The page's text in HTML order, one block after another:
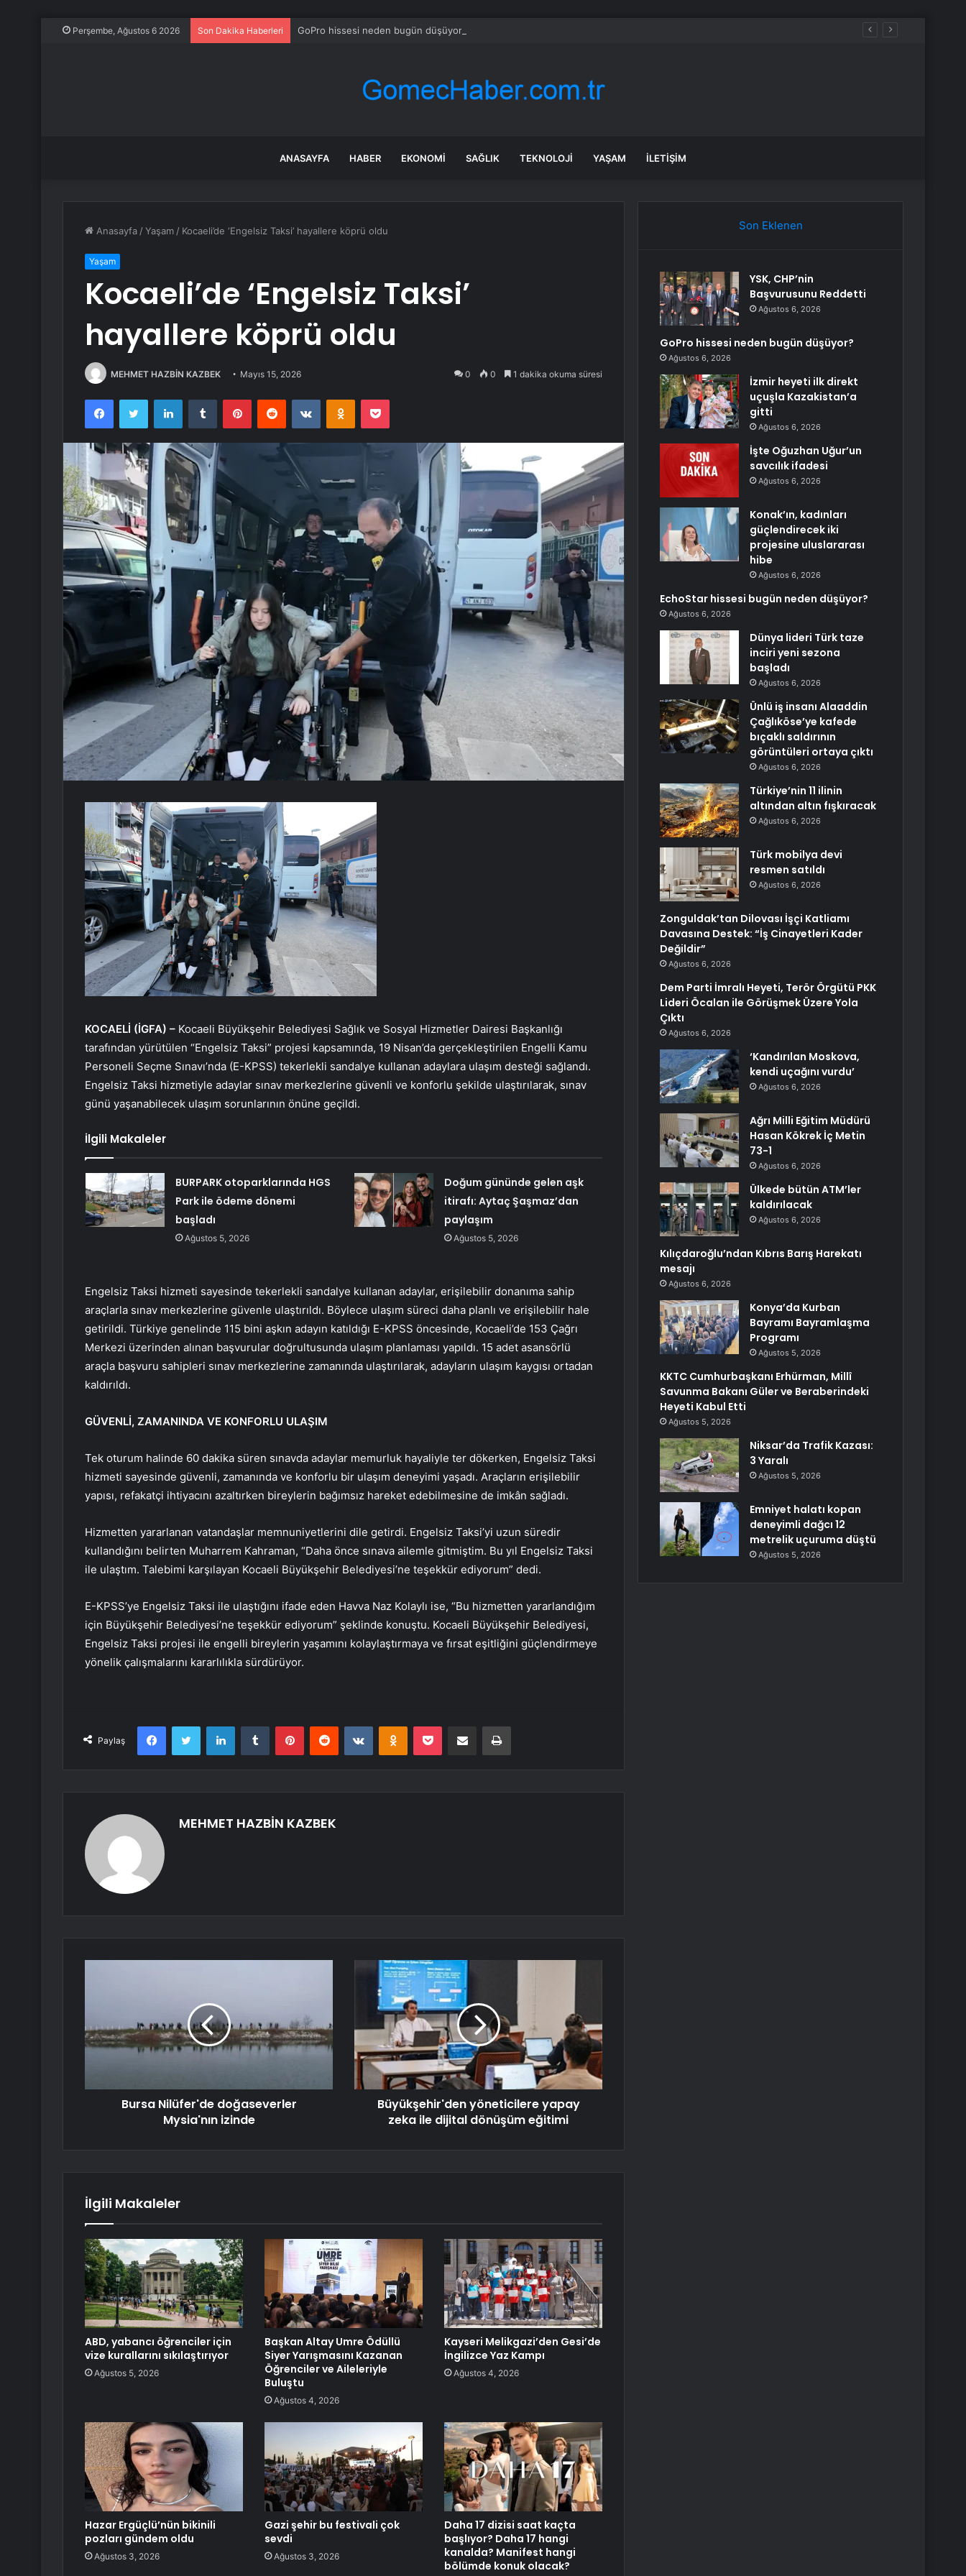
Perşembe, Ağustos 6 2026 Son Dakika Haberleri GoPro hissesi neden bugün düşüyor?
ANASAYFA HABER EKONOMI SAĞLIK TEKNOLOJI YAŞAM İLETIŞIM
Anasayfa /Yaşam / Kocaeli’de ‘Engelsiz Taksi’ hayallere köprü oldu
Yaşam
Kocaeli’de ‘Engelsiz Taksi’
hayallere köprü oldu
MEHMET HAZBİN KAZBEK Mayıs 15, 2026 0 0 1 dakika okuma süresi
FacebookTwitter LinkedInTumblr PinterestReddit VKontakteOdnoklassniki
Pocket
KOCAELİ (İGFA) – Kocaeli Büyükşehir Belediyesi Sağlık ve Sosyal Hizmetler Dairesi Başkanlığı
tarafından yürütülen “Engelsiz Taksi” projesi kapsamında, 19 Nisan’da gerçekleştirilen Engelli Kamu
Personeli Seçme Sınavı’nda (E-KPSS) tekerlekli sandalye kullanan adaylara ulaşım desteği sağlandı.
Engelsiz Taksi hizmetiyle adaylar sınav merkezlerine güvenli ve konforlu şekilde ulaştırılarak, sınav
günü yaşanabilecek ulaşım sorunlarının önüne geçildi.
İlgili Makaleler
BURPARK otoparklarında HGS
Park ile ödeme dönemi
başladı
Ağustos 5, 2026
Doğum gününde gelen aşk
itirafı: Aytaç Şaşmaz’dan
paylaşım
Ağustos 5, 2026
Engelsiz Taksi hizmeti sayesinde tekerlekli sandalye kullanan adaylar, erişilebilir donanıma sahip
araçlarla sınav merkezlerine güvenle ulaştırıldı. Böylece ulaşım süreci daha planlı ve erişilebilir hale
getirildi. Türkiye genelinde 115 bini aşkın adayın katıldığı E-KPSS öncesinde, Kocaeli’de 153 Çağrı
Merkezi üzerinden alınan başvurular doğrultusunda ulaşım planlaması yapıldı. 15 adet asansörlü
araçla başvuru sahipleri sınav merkezlerine zamanında ulaştırılarak, adayların ulaşım kaygısı ortadan
kaldırıldı.
GÜVENLİ, ZAMANINDA VE KONFORLU ULAŞIM
Tek oturum halinde 60 dakika süren sınavda adaylar memurluk hayaliyle ter dökerken, Engelsiz Taksi
hizmeti sayesinde güvenli, zamanında ve konforlu bir ulaşım deneyimi yaşadı. Araçların erişilebilir
yapısı, refakatçi ihtiyacını azaltırken bireylerin bağımsız hareket edebilmesine de imkân sağladı.
Hizmetten yararlanan vatandaşlar memnuniyetlerini dile getirdi. Engelsiz Taksi’yi uzun süredir
kullandığını belirten Muharrem Kahraman, “Daha önce sınava ailemle gitmiştim. Bu yıl Engelsiz Taksi
ile ulaştım. Talebimi karşılayan Kocaeli Büyükşehir Belediyesi’ne teşekkür ediyorum” dedi.
E-KPSS’ye Engelsiz Taksi ile ulaştığını ifade eden Havva Naz Kolaylı ise, “Bu hizmetten yararlandığım
için Büyükşehir Belediyesi’ne teşekkür ediyorum” şeklinde konuştu. Kocaeli Büyükşehir Belediyesi,
Engelsiz Taksi projesi ile engelli bireylerin yaşamını kolaylaştırmaya ve fırsat eşitliğini güçlendirmeye
yönelik çalışmalarını kararlılıkla sürdürüyor.
Paylaş
FacebookTwitter LinkedInTumblr PinterestReddit VKontakteOdnoklassniki
Pocket E-Posta ile paylaş Yazdır
MEHMET HAZBİN KAZBEK
Bursa Nilüfer'de doğaseverler
Mysia'nın izinde
Büyükşehir'den yöneticilere yapay
zeka ile dijital dönüşüm eğitimi
İlgili Makaleler
ABD, yabancı öğrenciler için
vize kurallarını sıkılaştırıyor
Ağustos 5, 2026
Başkan Altay Umre Ödüllü
Siyer Yarışmasını Kazanan
Öğrenciler ve Aileleriyle
Buluştu
Ağustos 4, 2026
Kayseri Melikgazi’den Gesi’de
İngilizce Yaz Kampı
Ağustos 4, 2026
Hazar Ergüçlü’nün bikinili
pozları gündem oldu
Ağustos 3, 2026
Gazi şehir bu festivali çok
sevdi
Ağustos 3, 2026
Daha 17 dizisi saat kaçta
başlıyor? Daha 17 hangi
kanalda? Manifest hangi
bölümde konuk olacak?
Son Eklenen
YSK, CHP’nin
Başvurusunu Reddetti
Ağustos 6, 2026
GoPro hissesi neden bugün düşüyor?
Ağustos 6, 2026
İzmir heyeti ilk direkt
uçuşla Kazakistan’a
gitti
Ağustos 6, 2026
İşte Oğuzhan Uğur’un
savcılık ifadesi
Ağustos 6, 2026
Konak’ın, kadınları
güçlendirecek iki
projesine uluslararası
hibe
Ağustos 6, 2026
EchoStar hissesi bugün neden düşüyor?
Ağustos 6, 2026
Dünya lideri Türk taze
inciri yeni sezona
başladı
Ağustos 6, 2026
Ünlü iş insanı Alaaddin
Çağlıköse’ye kafede
bıçaklı saldırının
görüntüleri ortaya çıktı
Ağustos 6, 2026
Türkiye’nin 11 ilinin
altından altın fışkıracak
Ağustos 6, 2026
Türk mobilya devi
resmen satıldı
Ağustos 6, 2026
Zonguldak’tan Dilovası İşçi Katliamı
Davasına Destek: “İş Cinayetleri Kader
Değildir”
Ağustos 6, 2026
Dem Parti İmralı Heyeti, Terör Örgütü PKK
Lideri Öcalan ile Görüşmek Üzere Yola
Çıktı
Ağustos 6, 2026
‘Kandırılan Moskova,
kendi uçağını vurdu’
Ağustos 6, 2026
Ağrı Milli Eğitim Müdürü
Hasan Kökrek İç Metin
73-1
Ağustos 6, 2026
Ülkede bütün ATM’ler
kaldırılacak
Ağustos 6, 2026
Kılıçdaroğlu’ndan Kıbrıs Barış Harekatı
mesajı
Ağustos 6, 2026
Konya’da Kurban
Bayramı Bayramlaşma
Programı
Ağustos 5, 2026
KKTC Cumhurbaşkanı Erhürman, Millî
Savunma Bakanı Güler ve Beraberindeki
Heyeti Kabul Etti
Ağustos 5, 2026
Niksar’da Trafik Kazası:
3 Yaralı
Ağustos 5, 2026
Emniyet halatı kopan
deneyimli dağcı 12
metrelik uçuruma düştü
Ağustos 5, 2026